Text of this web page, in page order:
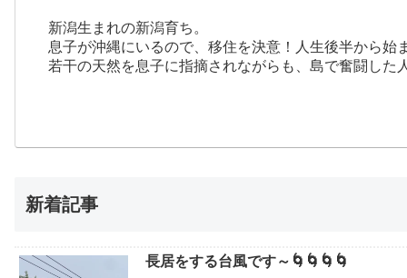
新潟生まれの新潟育ち。
息子が沖縄にいるので、移住を決意！人生後半から
若干の天然を息子に指摘されながらも、島で奮闘した
新着記事
長居をする台風です～🌀🌀🌀🌀